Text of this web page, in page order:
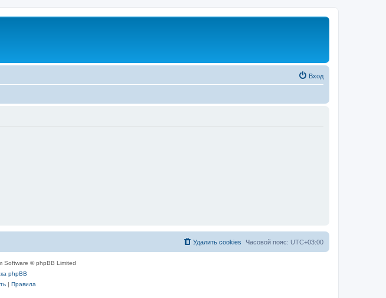
Вход
Часовой пояс: UTC+03:00
Удалить cookies
Software © phpBB Limited
phpBB
| Правила